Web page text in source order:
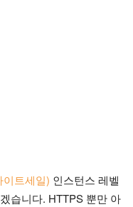
이트세일) 인스턴스 레벨
습니다. HTTPS 뿐만 아